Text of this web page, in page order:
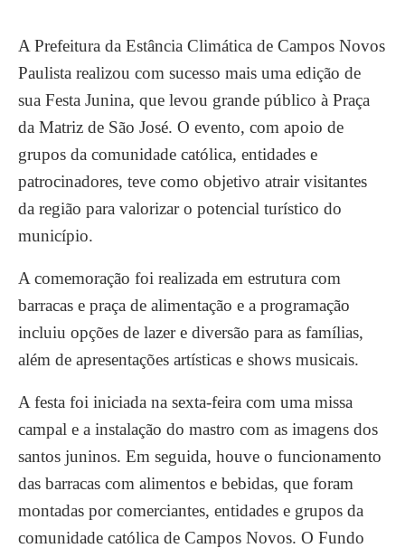
A Prefeitura da Estância Climática de Campos Novos
Paulista realizou com sucesso mais uma edição de
sua Festa Junina, que levou grande público à Praça
da Matriz de São José. O evento, com apoio de
grupos da comunidade católica, entidades e
patrocinadores, teve como objetivo atrair visitantes
da região para valorizar o potencial turístico do
município.
A comemoração foi realizada em estrutura com
barracas e praça de alimentação e a programação
incluiu opções de lazer e diversão para as famílias,
além de apresentações artísticas e shows musicais.
A festa foi iniciada na sexta-feira com uma missa
campal e a instalação do mastro com as imagens dos
santos juninos. Em seguida, houve o funcionamento
das barracas com alimentos e bebidas, que foram
montadas por comerciantes, entidades e grupos da
comunidade católica de Campos Novos. O Fundo